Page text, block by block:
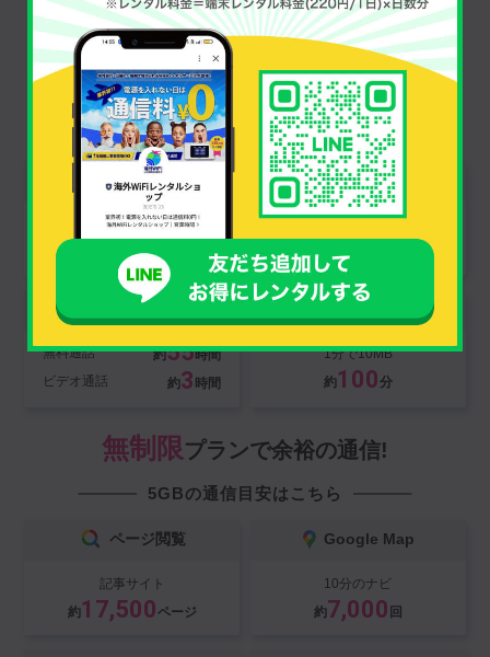
Data traffic
データ通信量
1GBプランでサクっと使う!
1GBの通信目安はこちら
ページ閲覧
記事サイト
3,500ページ
Google Map
約
1,400
LINE
無料通話 約55時間
ビデオ通話
約3 時間
1分で10MB
約100分
無制限プランで余裕の通信!
5GBの通信目安はこちら
ページ閲覧
記事サイト
約17,500 ページ
Google Map
10分のナビ
約7,000 回